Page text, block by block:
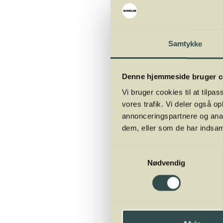
Samtykke
Denne hjemmeside bruger
Vi bruger cookies til at
vores trafik. Vi deler også
annonceringspartnere og
dem, eller som de har
Nødvendig
gerne en smule
eksempel være en
Alternativerne er andre
mod flere forskellige
som Chablis eller
grænserne af, kan en
Vinmatch:Riesling